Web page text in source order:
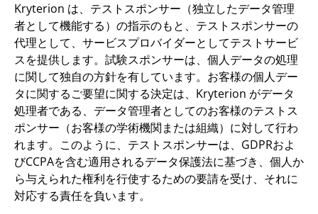
Kryterion は、テストスポンサー（独立したデータ管理
者として機能する）の指示のもと、テストスポンサーの
代理として、サービスプロバイダーとしてテストサービ
スを提供します。試験スポンサーは、個人データの処理
に関して独自の方針を有しています。お客様の個人デー
タに関するご要望に関する決定は、Kryterion がデータ
処理者である、データ管理者としてのお客様のテストス
ポンサー（お客様の学術機関または組織）に対して行わ
れます。このように、テストスポンサーは、GDPRおよ
びCCPAを含む適用されるデータ保護法に基づき、個人か
ら与えられた権利を行使するための要請を受け、それに
対応する責任を負います。